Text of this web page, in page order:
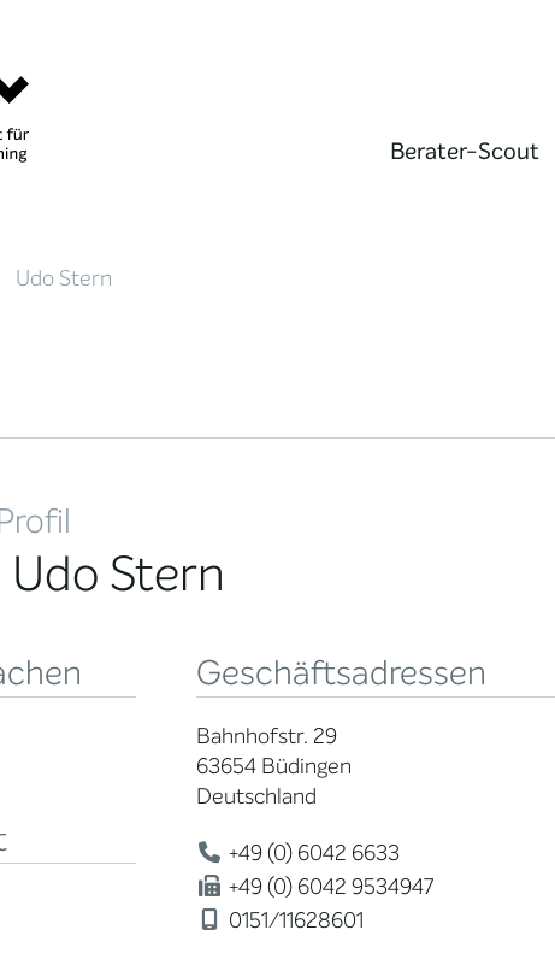
Berater-Scout
Udo Stern
Udo Stern
Geschäftsadressen
Bahnhofstr. 29
63654 Büdingen
Deutschland
+49 (0) 6042 6633
+49 (0) 6042 9534947
0151/11628601